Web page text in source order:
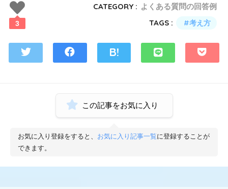
3
CATEGORY : よくある質問の回答例
TAGS :
考え方
この記事をお気に入り
お気に入り登録をすると、 お気に入り記事一覧に登録することが
できます。